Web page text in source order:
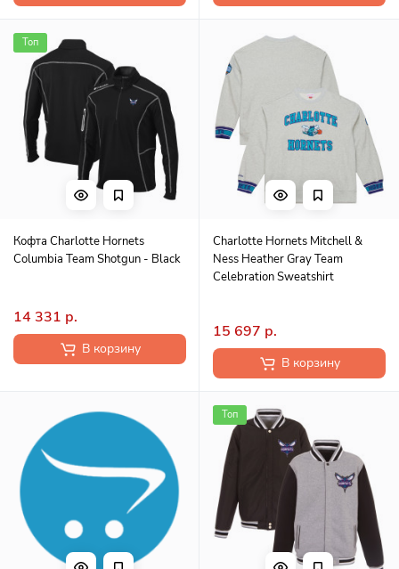
Топ
Кофта Charlotte Hornets
Columbia Team Shotgun - Black
14 331 р.
В корзину
Charlotte Hornets Mitchell &
Ness Heather Gray Team
Celebration Sweatshirt
15 697 р.
В корзину
Топ